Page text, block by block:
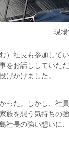
現場
）社長も参加して
をお話ししていた
げかけました。
った。しかし、社
族を想う気持ちの
社長の強い想いに